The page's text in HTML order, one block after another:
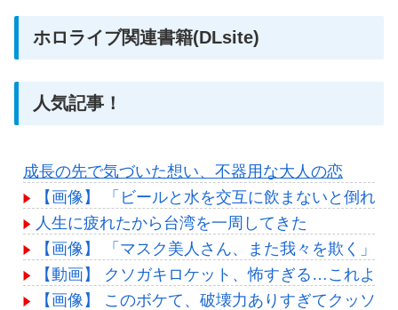
ホロライブ関連書籍(DLsite)
人気記事！
成長の先で気づいた想い、不器用な大人の恋
【画像】 「ビールと水を交互に飲まないと倒れ
人生に疲れたから台湾を一周してきた
【画像】 「マスク美人さん、また我々を欺く」
【動画】 クソガキロケット、怖すぎる…これよ
【画像】 このボケて、破壊力ありすぎてクッソ